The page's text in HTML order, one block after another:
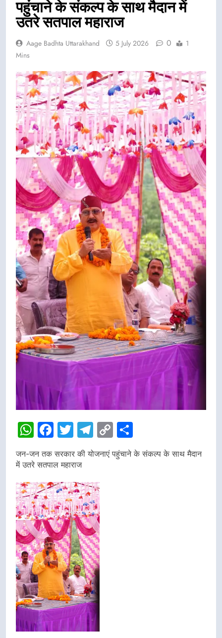
पहुंचाने के संकल्प के साथ मैदान में
उतरे सतपाल महाराज
Aage Badhta Uttarakhand 5 July 2026 0
1
Mins
WhatsApp
Facebook
Twitter
Telegram
Copy
Link
जन-जन तक सरकार की योजनाएं पहुंचाने के संकल्प के साथ मैदान
में उतरे सतपाल महाराज